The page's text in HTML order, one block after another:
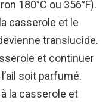
180°C ou 356°F).
casserole et le
translucide.
et continuer
soit parfumé.
la casserole et